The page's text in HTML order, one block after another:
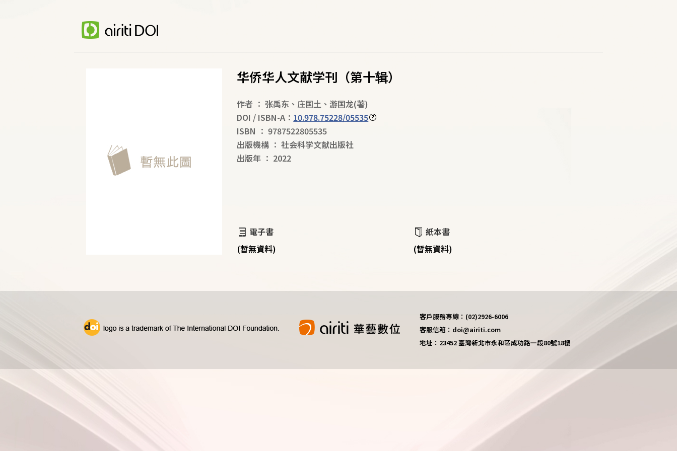
华侨华人文献学刊（第十辑）
作者 ： 张禹东 、 庄国土 、 游国龙(著)
DOI / ISBN-A： 10.978.75228/05535
ISBN ： 9787522805535
出版機構 ： 社会科学文献出版社
出版年 ： 2022
電子書
(暫無資料)
紙本書
(暫無資料)
客戶服務專線：(02)2926-6006
客服信箱：doi@airiti.com
地址：23452 臺灣新北市永和區成功路一段80號18樓